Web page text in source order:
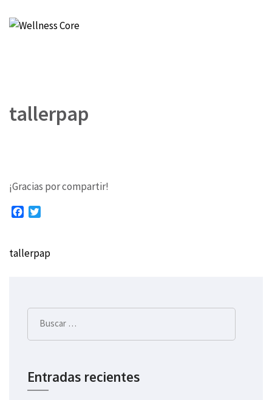
tallerpap
¡Gracias por compartir!
Facebook
tallerpap
Buscar:
Entradas recientes